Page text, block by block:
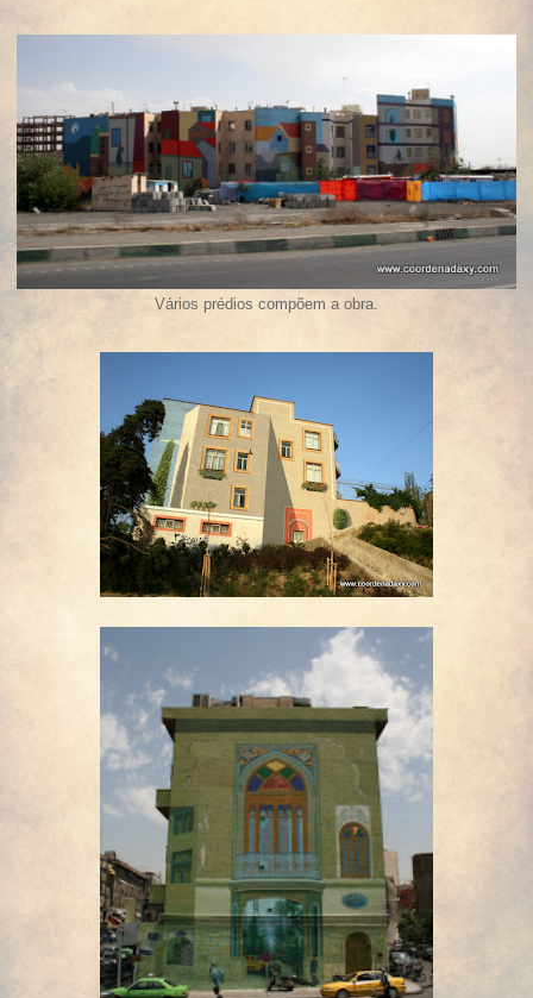
Vários prédios compõem a obra.